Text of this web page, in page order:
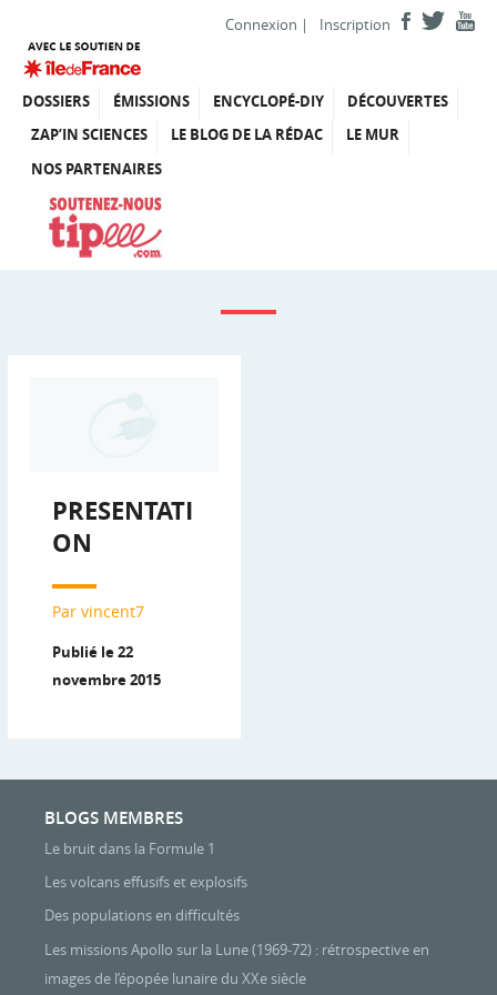
Connexion | Inscription
DOSSIERS ÉMISSIONS ENCYCLOPÉ-DIY
DÉCOUVERTES
ZAP’IN SCIENCES
LE BLOG DE LA RÉDAC
LE MUR
NOS PARTENAIRES
PRESENTATI
ON
Par vincent7
Publié le 22
novembre 2015
BLOGS MEMBRES
Le bruit dans la Formule 1
Les volcans effusifs et explosifs
Des populations en difficultés
Les missions Apollo sur la Lune (1969-72) : rétrospective en
images de l’épopée lunaire du XXe siècle